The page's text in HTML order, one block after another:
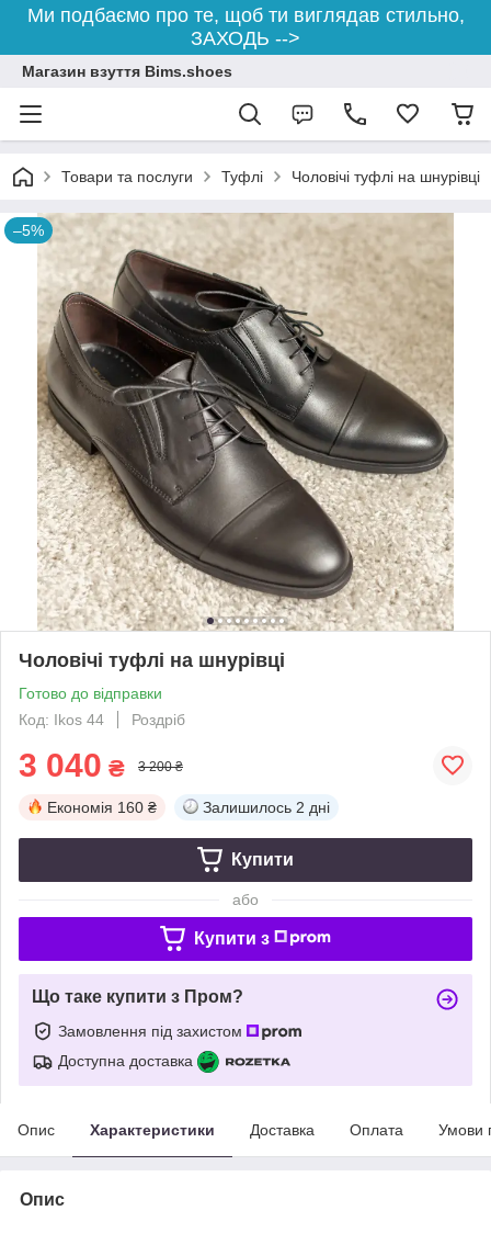
Ми подбаємо про те, щоб ти виглядав стильно,
ЗАХОДЬ -->
Магазин взуття Bims.shoes
Товари та послуги Туфлі Чоловічі туфлі на шнурівці
–5%
Чоловічі туфлі на шнурівці
Готово до відправки
Код: Ikos 44
Роздріб
3 040 ₴ 3 200 ₴
Економія 160 ₴ Залишилось 2 дні
Купити
або
Купити з
Що таке купити з Пром?
Замовлення під захистом
Доступна доставка
Опис Характеристики Доставка Оплата Умови
Опис